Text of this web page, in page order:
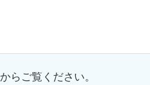
からご覧ください。